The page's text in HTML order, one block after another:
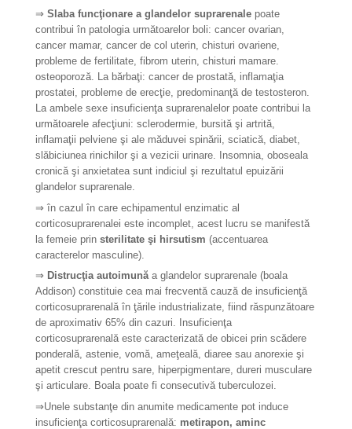
⇒ Slaba funcţionare a glandelor suprarenale poate
contribui în patologia următoarelor boli: cancer ovarian,
cancer mamar, cancer de col uterin, chisturi ovariene,
probleme de fertilitate, fibrom uterin, chisturi mamare.
osteoporoză. La bărbaţi: cancer de prostată, inflamaţia
prostatei, probleme de erecţie, predominanţă de testosteron.
La ambele sexe insuficienţa suprarenalelor poate contribui la
următoarele afecţiuni: sclerodermie, bursită şi artrită,
inflamaţii pelviene şi ale măduvei spinării, sciatică, diabet,
slăbiciunea rinichilor şi a vezicii urinare. Insomnia, oboseala
cronică şi anxietatea sunt indiciul şi rezultatul epuizării
glandelor suprarenale.
⇒ în cazul în care echipamentul enzimatic al
corticosuprarenalei este incomplet, acest lucru se manifestă
la femeie prin sterilitate şi hirsutism (accentuarea
caracterelor masculine).
⇒ Distrucţia autoimunăa glandelor suprarenale (boala
Addison) constituie cea mai frecventă cauză de insuficienţă
corticosuprarenală în ţările industrializate, fiind răspunzătoare
de aproximativ 65% din cazuri. Insuficienţa
corticosuprarenală este caracterizată de obicei prin scădere
ponderală, astenie, vomă, ameţeală, diaree sau anorexie şi
apetit crescut pentru sare, hiperpigmentare, dureri musculare
şi articulare. Boala poate fi consecutivă tuberculozei.
⇒Unele substanţe din anumite medicamente pot induce
insuficienţa corticosuprarenală: metirapon, aminc